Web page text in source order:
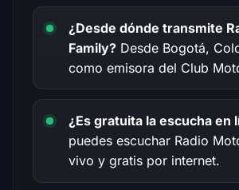
¿Desde dónde transmite
Family? Desde Bogotá,
como emisora del Club
¿Es gratuita la escucha en
puedes escuchar Radio
vivo y gratis por internet.